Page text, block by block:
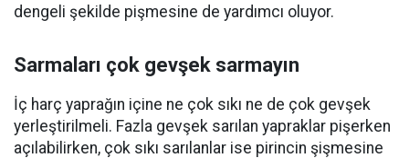
dengeli şekilde pişmesine de yardımcı oluyor.
Sarmaları çok gevşek sarmayın
İç harç yaprağın içine ne çok sıkı ne de çok gevşek
yerleştirilmeli. Fazla gevşek sarılan yapraklar pişerken
açılabilirken, çok sıkı sarılanlar ise pirincin şişmesine